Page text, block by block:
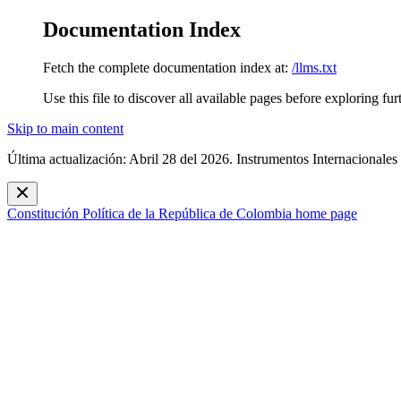
Documentation Index
Fetch the complete documentation index at: /llms.txt
Use this file to discover all available pages before exploring
Skip to main content
Última actualización: Abril 28 del 2026. Instrumentos Internacionales
Constitución Política de la República de Colombia home page